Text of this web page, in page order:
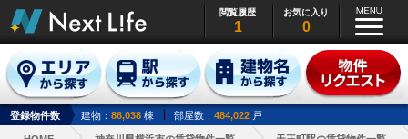
閲覧履歴
1
お気に入り
0
登録物件数 建物： 86,038 棟 部屋数： 484,022 戸